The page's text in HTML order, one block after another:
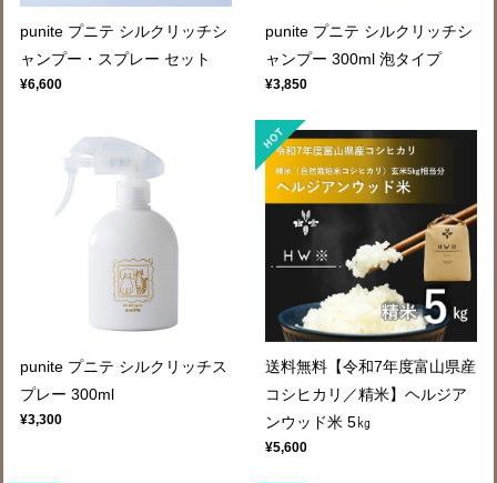
punite プニテ シルクリッチシ
ャンプー・スプレー セット
¥6,600
punite プニテ シルクリッチシ
ャンプー 300ml 泡タイプ
¥3,850
punite プニテ シルクリッチス
プレー 300ml
¥3,300
送料無料【令和7年度富山県産
コシヒカリ／精米】ヘルジア
ンウッド米 5㎏
¥5,600